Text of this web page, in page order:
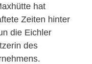
hat
Zeiten hinter
die Eichler
des